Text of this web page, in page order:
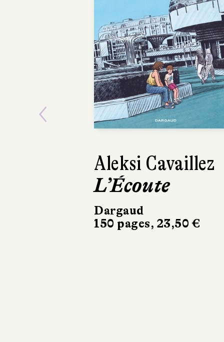
Aleksi Cavaillez
L’Écoute
Dargaud
150 pages, 23,50 €
Éric Dupont
La
temps ou
Previous